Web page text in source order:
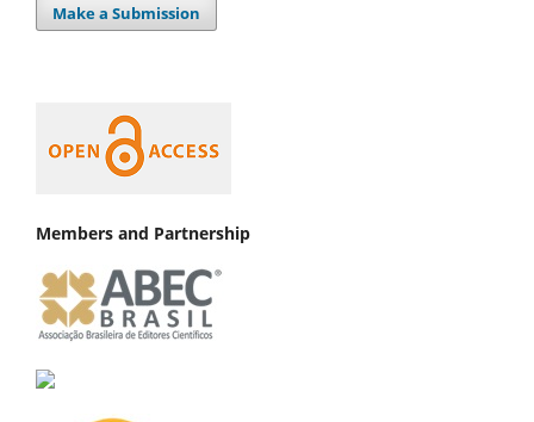
Make a Submission
Members and Partnership